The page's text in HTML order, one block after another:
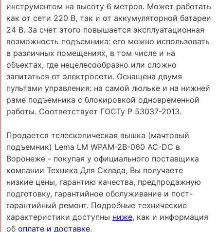
инструментом на высоту 6 метров. Может работать
как от сети 220 В, так и от аккумуляторной батареи
24 В. За счет этого повышается эксплуатационная
возможность подъемника: его можно использовать
в различных помещениях, в том числе и на
объектах, где нецелесообразно или сложно
запитаться от электросети. Оснащена двумя
пультами управления: на самой люльке и на нижней
раме подъемника с блокировкой одновременной
работы. Соответствует ГОСТу Р 53037-2013.
Продается телескопическая вышка (мачтовый
подъемник) Lema LM WPAM-2B-060 AC-DC в
Воронеже - покупая у официального поставщика
компании Техника Для Склада, Вы получаете
низкие цены, гарантию качества, предпродажную
подготовку, гарантийное обслуживание и пост-
гарантийный ремонт. Подробные технические
характеристики доступны ниже, как и информация
об оплате и доставке.